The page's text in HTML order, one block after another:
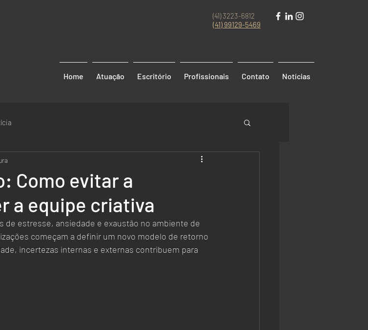
(41) 3223-6812
(41) 99129-5469
Home Atuação Escritório Profissionais Contato Notícias
Como evitar a
a equipe criativa
começam a definir um novo modelo de retorno
incertezas internas e externas contribuem para